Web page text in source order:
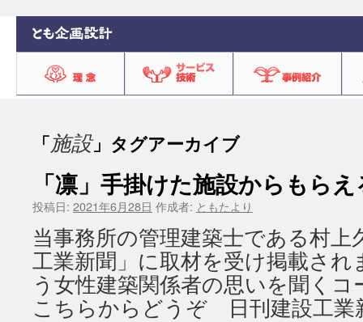
「施設」タグアーカイブ
「凛」手掛けた施設からもら
投稿日: 2021年6月28日 作成者: ともたより
当事務所の管理建築士である村上
工業新聞」に取材を受け掲載され
う女性建築関係者の思いを聞く
こちらからどうぞ 日刊建設工業